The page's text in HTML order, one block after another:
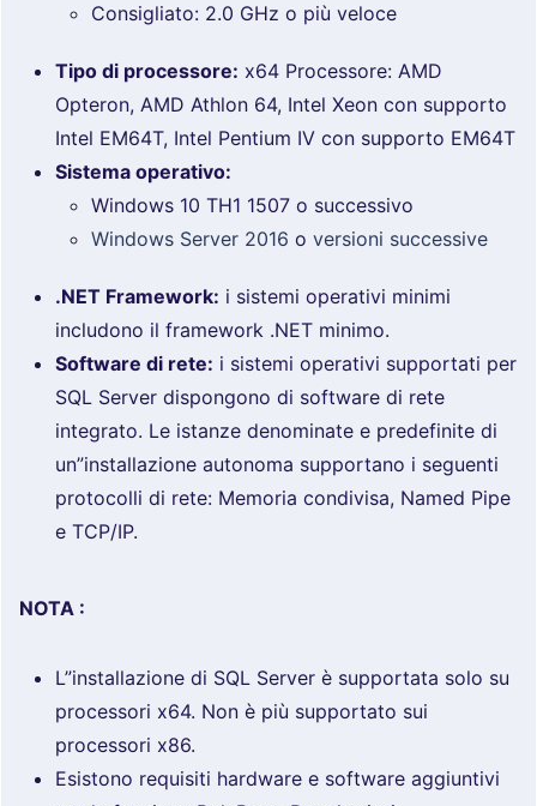
Consigliato: 2.0 GHz o più veloce
Tipo di processore: x64 Processore: AMD
Opteron, AMD Athlon 64, Intel Xeon con supporto
Intel EM64T, Intel Pentium IV con supporto EM64T
Sistema operativo:
Windows 10 TH1 1507 o successivo
Windows Server 2016 o versioni successive
.NET Framework: i sistemi operativi minimi
includono il framework .NET minimo.
Software di rete: i sistemi operativi supportati per
SQL Server dispongono di software di rete
integrato. Le istanze denominate e predefinite di
un”installazione autonoma supportano i seguenti
protocolli di rete: Memoria condivisa, Named Pipe
e TCP/IP.
NOTA :
L”installazione di SQL Server è supportata solo su
processori x64. Non è più supportato sui
processori x86.
Esistono requisiti hardware e software aggiuntivi